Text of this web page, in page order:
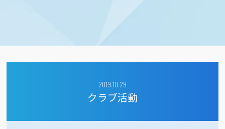
2019.10.29
クラブ活動